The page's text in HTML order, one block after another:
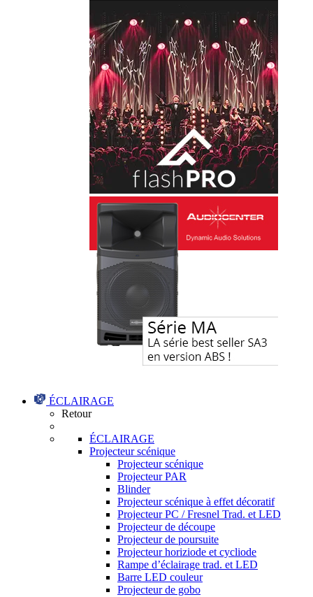
ÉCLAIRAGE
Retour
ÉCLAIRAGE
Projecteur scénique
Projecteur scénique
Projecteur PAR
Blinder
Projecteur scénique à effet décoratif
Projecteur PC / Fresnel Trad. et LED
Projecteur de découpe
Projecteur de poursuite
Projecteur horiziode et cycliode
Rampe d’éclairage trad. et LED
Barre LED couleur
Projecteur de gobo